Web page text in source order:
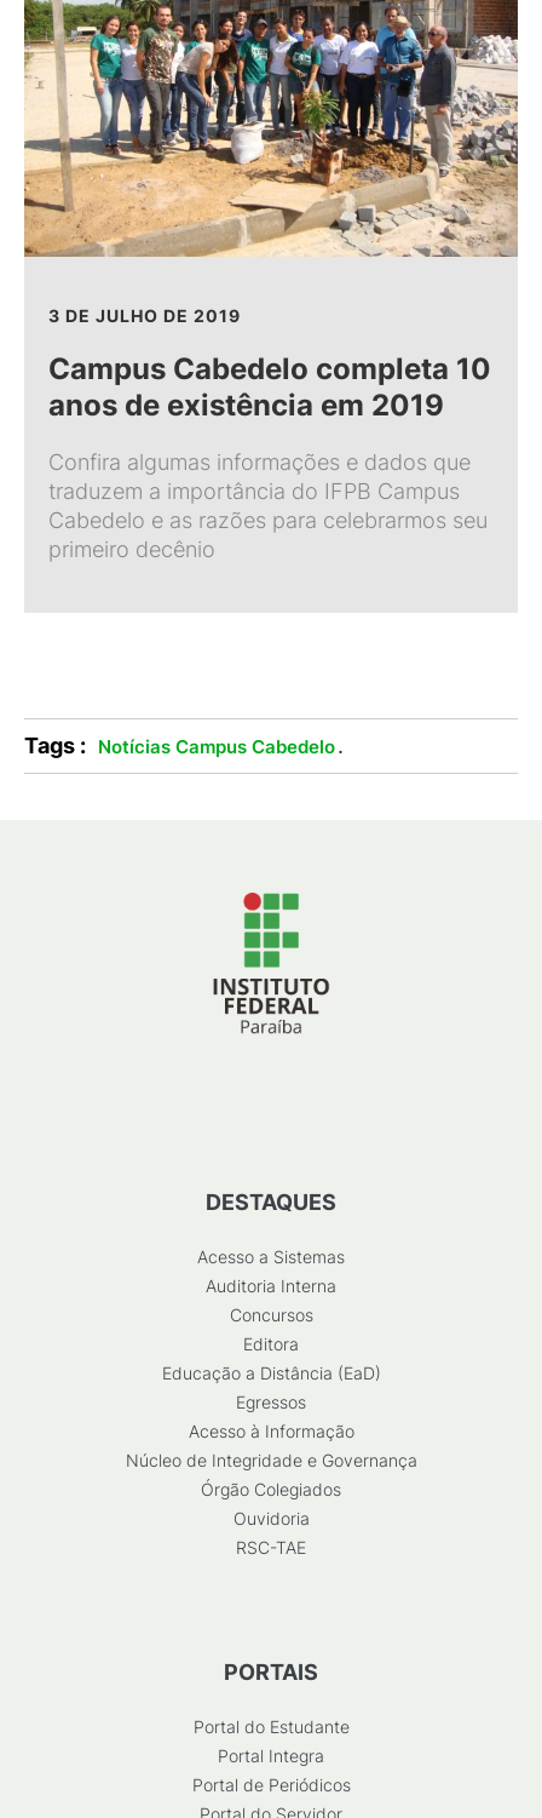
3 DE JULHO DE 2019
Campus Cabedelo completa 10
anos de existência em 2019
Confira algumas informações e dados que
traduzem a importância do IFPB Campus
Cabedelo e as razões para celebrarmos seu
primeiro decênio
Tags : Notícias Campus Cabedelo.
DESTAQUES
Acesso a Sistemas
Auditoria Interna
Concursos
Editora
Educação a Distância (EaD)
Egressos
Acesso à Informação
Núcleo de Integridade e Governança
Órgão Colegiados
Ouvidoria
RSC-TAE
PORTAIS
Portal do Estudante
Portal Integra
Portal de Periódicos